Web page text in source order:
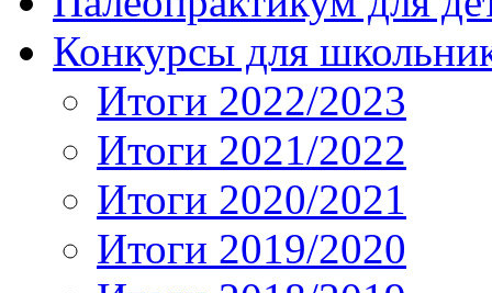
Конкурсы для
Итоги 2022/2023
Итоги 2021/2022
Итоги 2020/2021
Итоги 2019/2020